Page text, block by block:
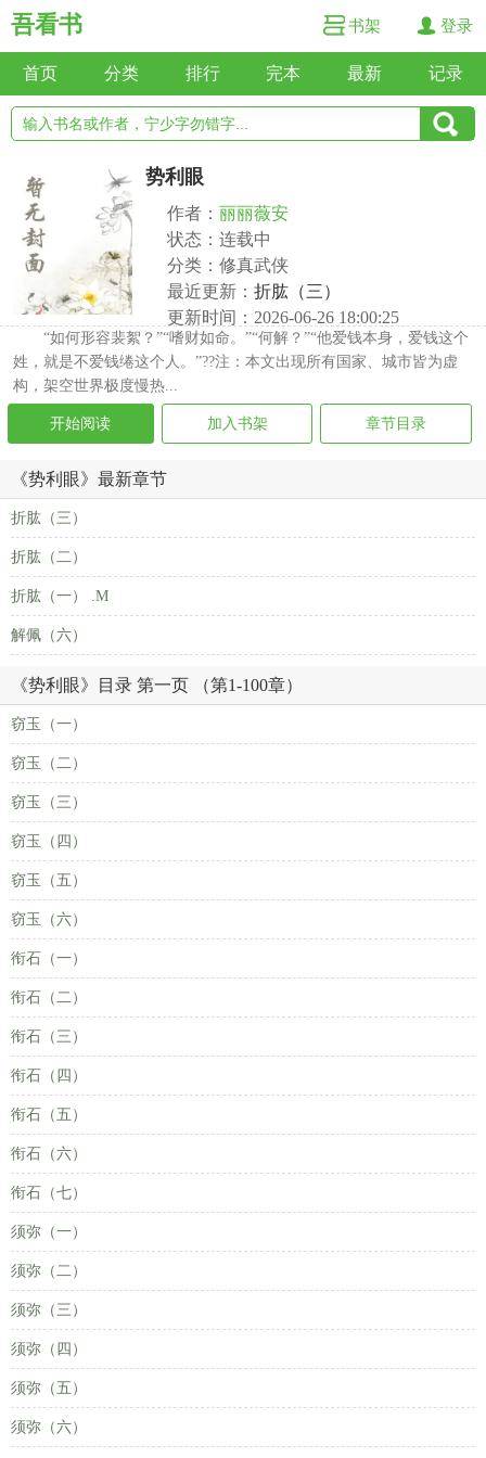
吾看书 书架 登录
首页 分类 排行 完本 最新 记录
势利眼
作者： 丽丽薇安
状态：连载中
分类：修真武侠
最近更新： 折肱（三）
更新时间：2026-06-26 18:00:25
“如何形容裴絮？”“嗜财如命。”“何解？”“他爱钱本身，爱钱这个
姓，就是不爱钱绻这个人。”??注：本文出现所有国家、城市皆为虚
构，架空世界极度慢热...
开始阅读 加入书架 章节目录
《势利眼》最新章节
折肱（三）
折肱（二）
折肱（一） .М
解佩（六）
《势利眼》目录 第一页 （第1-100章）
窃玉（一）
窃玉（二）
窃玉（三）
窃玉（四）
窃玉（五）
窃玉（六）
衔石（一）
衔石（二）
衔石（三）
衔石（四）
衔石（五）
衔石（六）
衔石（七）
须弥（一）
须弥（二）
须弥（三）
须弥（四）
须弥（五）
须弥（六）